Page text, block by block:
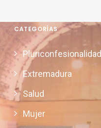
CATEGORÍAS
Pluriconfesionalidad
Extremadura
Salud
Mujer